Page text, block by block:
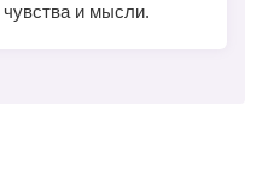
и мысли.